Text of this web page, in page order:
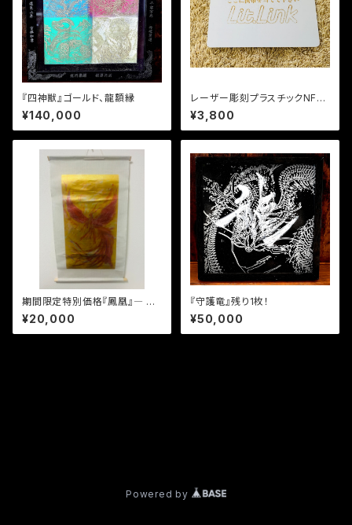
『四神獣』ゴールド、龍額縁
¥140,000
レーザー彫刻プラスチックNFC
カード✨
¥3,800
期間限定特別価格『鳳凰』― 掛
軸風作品
¥20,000
『守護竜』残り1枚！
¥50,000
Powered by